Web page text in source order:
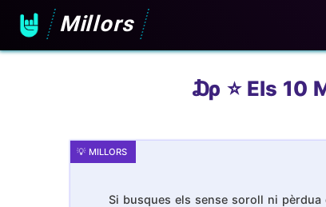
Millors
₯ ⭐️ Els 10
Si busques els sense soroll ni